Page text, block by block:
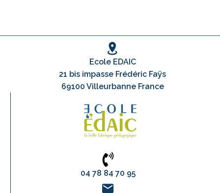
Ecole EDAIC
21 bis impasse Frédéric Faÿs
69100 Villeurbanne France
04 78 84 70 95